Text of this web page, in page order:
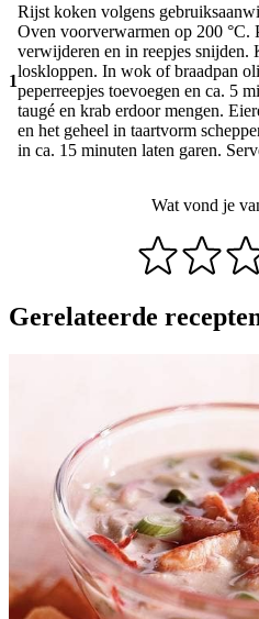
1
Rijst koken volgens
Oven voorverwarmen op 200 °C.
verwijderen en in reepjes snijden.
loskloppen. In wok of braadpan
peperreepjes toevoegen en ca. 5
taugé en krab erdoor mengen.
en het geheel in taartvorm
in ca. 15 minuten laten garen.
Wat vond je
Gerelateerde